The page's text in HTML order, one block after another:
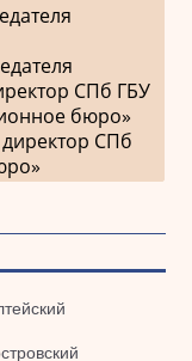
СПб ГБУ
бюро»
СПб